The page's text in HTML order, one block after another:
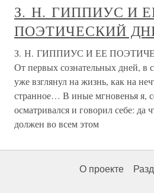
З. Н. ГИППИУС И
ПОЭТИЧЕСКИЙ
З. Н. ГИППИУС И ЕЕ
От первых сознательных дней, в
уже взглянул на жизнь, как на
странное… В иные мгновенья я,
осматривался и говорил себе: да
должен во всем этом
О проекте